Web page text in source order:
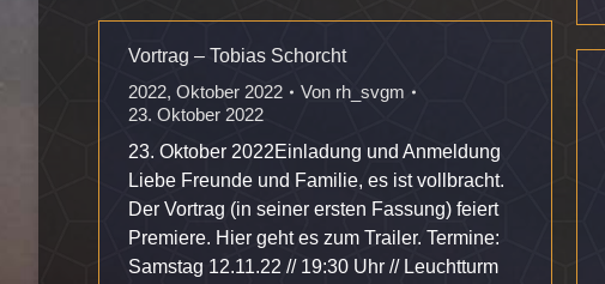
Vortrag – Tobias Schorcht
2022, Oktober 2022 Von rh_svgm
23. Oktober 2022
23. Oktober 2022Einladung und Anmeldung
Liebe Freunde und Familie, es ist vollbracht.
Der Vortrag (in seiner ersten Fassung) feiert
Premiere. Hier geht es zum Trailer. Termine:
Samstag 12.11.22 // 19:30 Uhr // Leuchtturm